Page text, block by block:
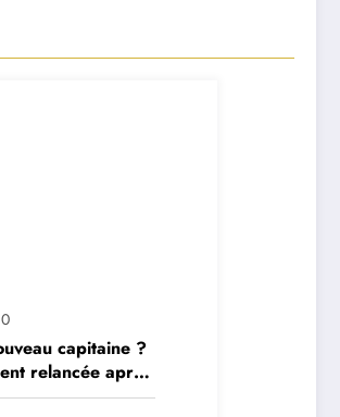
0
capitaine ?
relancée après